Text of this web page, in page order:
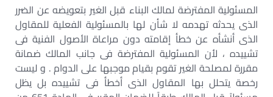
المسئولية المفترضة لمالك البناء قبل الغير بتعويضه عن الضرر
الذى يحدثه تهدمه لا شأن لها بالمسئولية الفعلية للمقاول
الذى أنشأه عن خطأ إقامته دون مراعاة الأصول الفنية فى
تشييده ، لأن المسئولية المفترضة فى جانب المالك ضمانة
مقررة لمصلحة الغير تقوم بقيام موجبها على الدوام . و ليست
رخصة يتحلل بها المقاول الذى أخطأ فى تشييده بل يظل